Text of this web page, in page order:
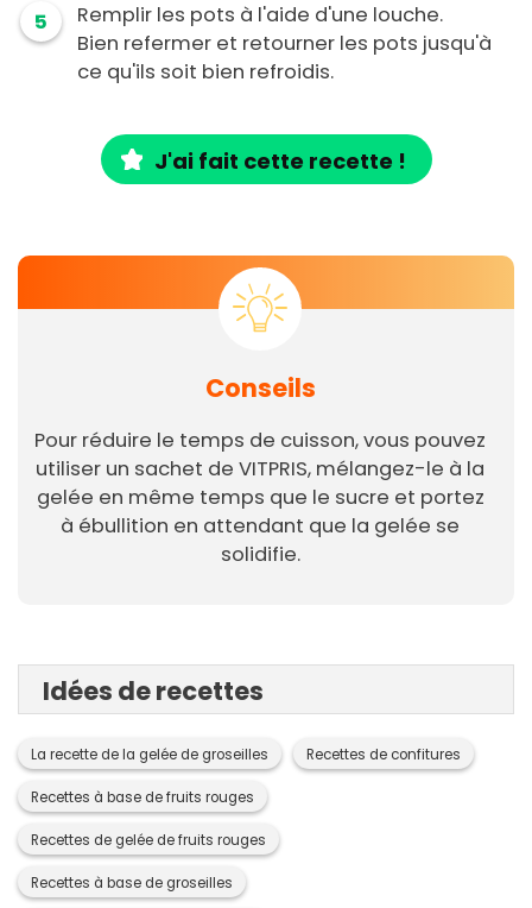
5
Remplir les pots à l'aide d'une louche.
Bien refermer et retourner les pots jusqu'à
ce qu'ils soit bien refroidis.
J'ai fait cette recette !
Conseils
Pour réduire le temps de cuisson, vous pouvez
utiliser un sachet de VITPRIS, mélangez-le à la
gelée en même temps que le sucre et portez
à ébullition en attendant que la gelée se
solidifie.
Idées de recettes
La recette de la gelée de groseilles Recettes de confitures
Recettes à base de fruits rouges
Recettes de gelée de fruits rouges
Recettes à base de groseilles